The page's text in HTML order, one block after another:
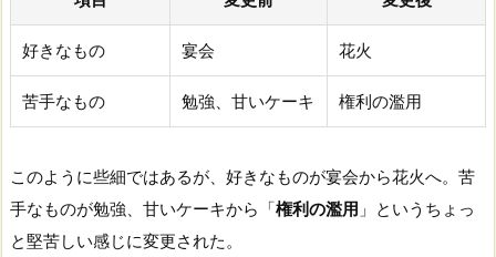
好きなもの 宴会 花火
苦手なもの 勉強、甘いケーキ 権利の濫用
このように些細ではあるが、好きなものが宴会から花火へ。苦
手なものが勉強、甘いケーキから「権利の濫用 」というちょっ
と堅苦しい感じに変更された。